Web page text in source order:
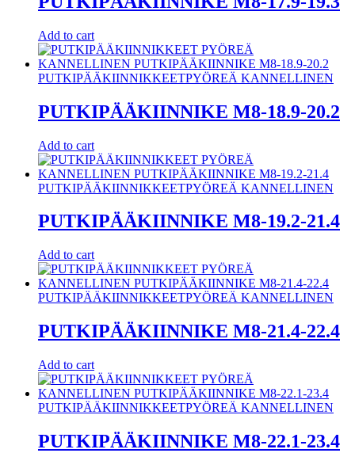
Add to cart
PUTKIPÄÄKIINNIKKEETPYÖREÄ KANNELLINEN
PUTKIPÄÄKIINNIKE M8-18.9-20.2
Add to cart
PUTKIPÄÄKIINNIKKEETPYÖREÄ KANNELLINEN
PUTKIPÄÄKIINNIKE M8-19.2-21.4
Add to cart
PUTKIPÄÄKIINNIKKEETPYÖREÄ KANNELLINEN
PUTKIPÄÄKIINNIKE M8-21.4-22.4
Add to cart
PUTKIPÄÄKIINNIKKEETPYÖREÄ KANNELLINEN
PUTKIPÄÄKIINNIKE M8-22.1-23.4